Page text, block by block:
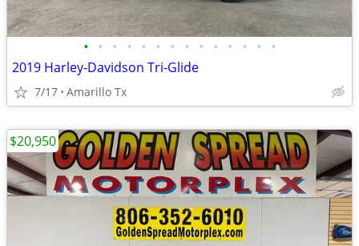
• • • • • • • • • • • • • •
2019 Harley-Davidson Tri-Glide
7/17 Amarillo Tx
$20,950